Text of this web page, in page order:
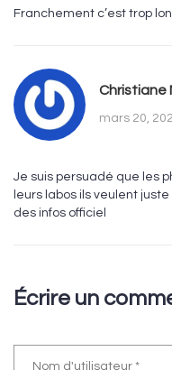
Franchement c’est trop
Christiane
mars 20,
Je suis persuadé que les
leurs labos ils veulent
des infos officiel
Écrire un